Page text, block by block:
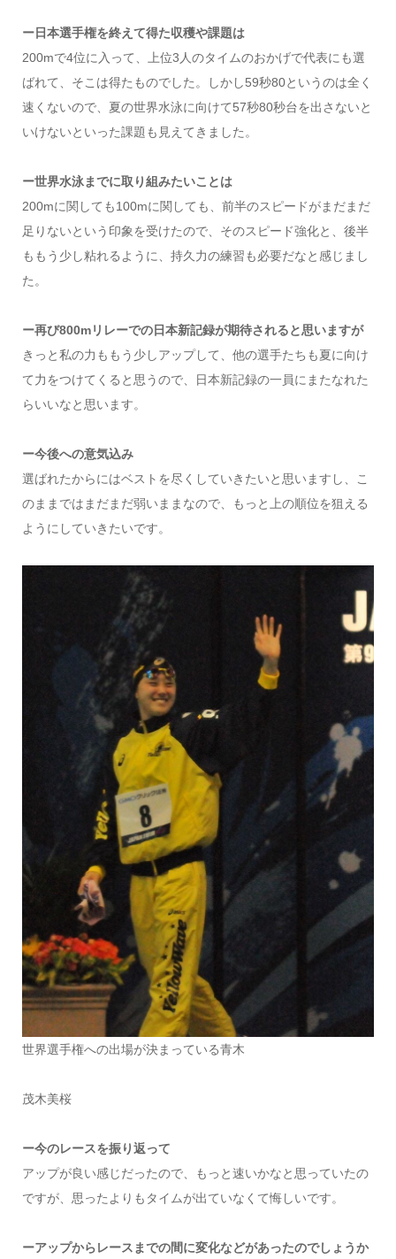
ー日本選手権を終えて得た収穫や課題は
200mで4位に入って、上位3人のタイムのおかげで代表にも選
ばれて、そこは得たものでした。しかし59秒80というのは全く
速くないので、夏の世界水泳に向けて57秒80秒台を出さないと
いけないといった課題も見えてきました。
ー世界水泳までに取り組みたいことは
200mに関しても100mに関しても、前半のスピードがまだまだ
足りないという印象を受けたので、そのスピード強化と、後半
ももう少し粘れるように、持久力の練習も必要だなと感じまし
た。
ー再び800mリレーでの日本新記録が期待されると思いますが
きっと私の力ももう少しアップして、他の選手たちも夏に向け
て力をつけてくると思うので、日本新記録の一員にまたなれた
らいいなと思います。
ー今後への意気込み
選ばれたからにはベストを尽くしていきたいと思いますし、こ
のままではまだまだ弱いままなので、もっと上の順位を狙える
ようにしていきたいです。
世界選手権への出場が決まっている青木
茂木美桜
ー今のレースを振り返って
アップが良い感じだったので、もっと速いかなと思っていたの
ですが、思ったよりもタイムが出ていなくて悔しいです。
ーアップからレースまでの間に変化などがあったのでしょうか